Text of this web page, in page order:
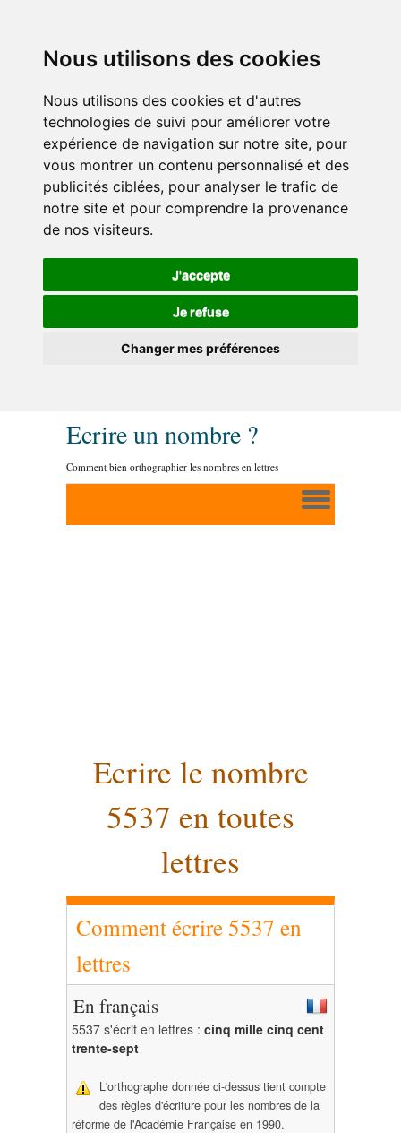
Nous utilisons des cookies
Nous utilisons des cookies et d'autres
technologies de suivi pour améliorer votre
expérience de navigation sur notre site, pour
vous montrer un contenu personnalisé et des
publicités ciblées, pour analyser le trafic de
notre site et pour comprendre la provenance
de nos visiteurs.
J'accepte
Je refuse
Changer mes préférences
Ecrire un nombre ?
Comment bien orthographier les nombres en lettres
Ecrire le nombre
5537 en toutes
lettres
Comment écrire 5537 en
lettres
En français
5537 s'écrit en lettres : cinq mille cinq cent
trente-sept
L'orthographe donnée ci-dessus tient compte
des règles d'écriture pour les nombres de la
réforme de l'Académie Française en 1990.